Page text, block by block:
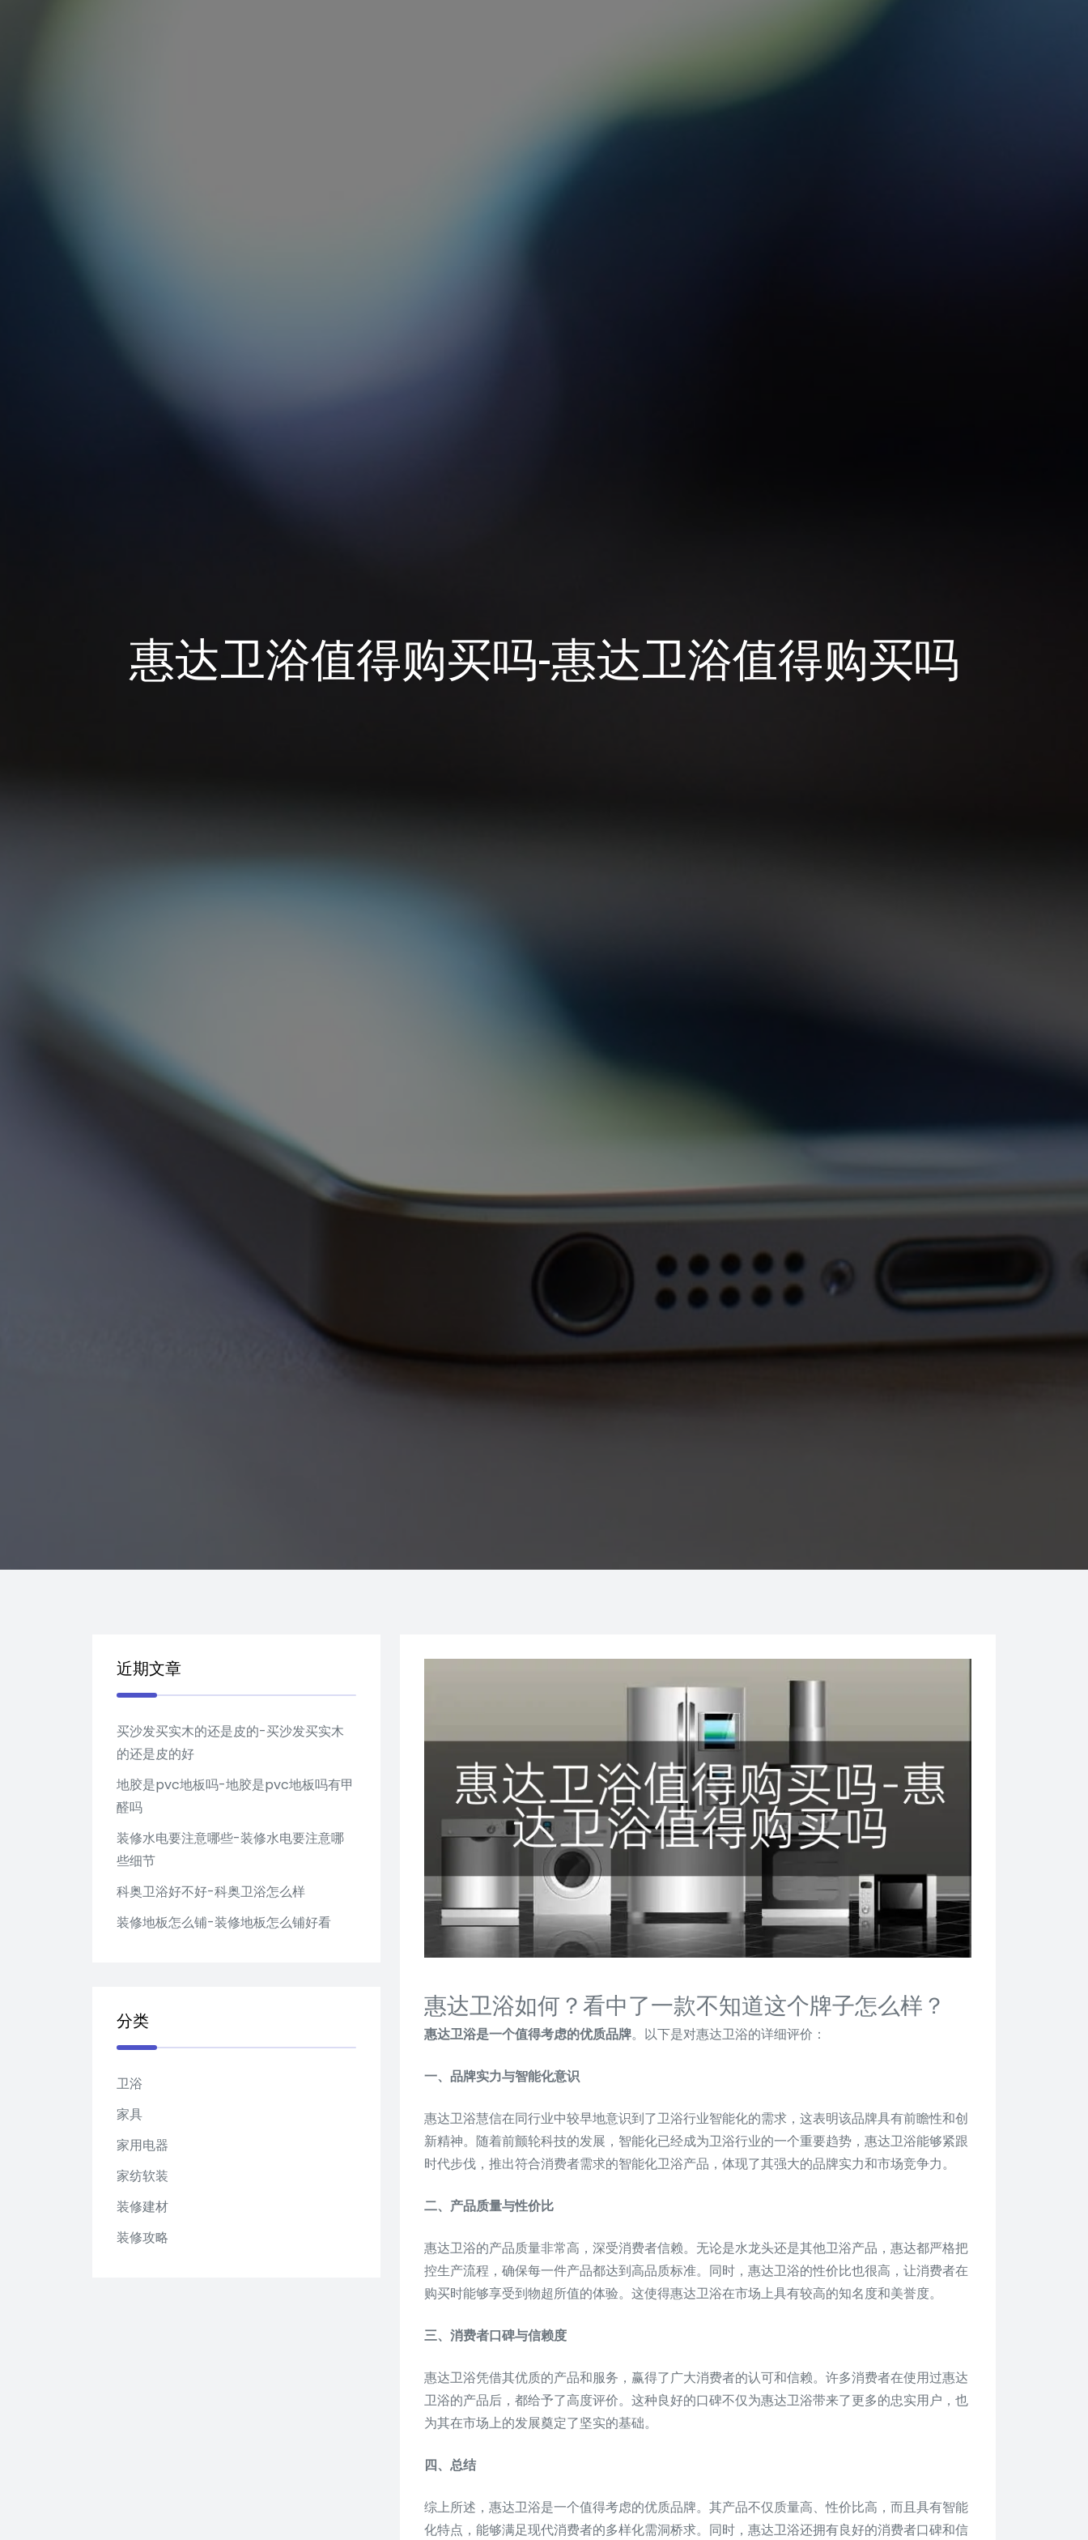
惠达卫浴值得购买吗-惠达卫浴值得购买吗
惠达卫浴如何？看中了一款不知道这个牌子怎么样？
惠达卫浴是一个值得考虑的优质品牌。以下是对惠达卫浴的详细评价：
一、品牌实力与智能化意识
惠达卫浴慧信在同行业中较早地意识到了卫浴行业智能化的需求，这表明该品牌具有前瞻性和创
新精神。随着前颤轮科技的发展，智能化已经成为卫浴行业的一个重要趋势，惠达卫浴能够紧跟
时代步伐，推出符合消费者需求的智能化卫浴产品，体现了其强大的品牌实力和市场竞争力。
二、产品质量与性价比
惠达卫浴的产品质量非常高，深受消费者信赖。无论是水龙头还是其他卫浴产品，惠达都严格把
控生产流程，确保每一件产品都达到高品质标准。同时，惠达卫浴的性价比也很高，让消费者在
购买时能够享受到物超所值的体验。这使得惠达卫浴在市场上具有较高的知名度和美誉度。
三、消费者口碑与信赖度
惠达卫浴凭借其优质的产品和服务，赢得了广大消费者的认可和信赖。许多消费者在使用过惠达
卫浴的产品后，都给予了高度评价。这种良好的口碑不仅为惠达卫浴带来了更多的忠实用户，也
为其在市场上的发展奠定了坚实的基础。
四、总结
综上所述，惠达卫浴是一个值得考虑的优质品牌。其产品不仅质量高、性价比高，而且具有智能
化特点，能够满足现代消费者的多样化需洞桥求。同时，惠达卫浴还拥有良好的消费者口碑和信
近期文章
买沙发买实木的还是皮的-买沙发买实木
的还是皮的好
地胶是pvc地板吗-地胶是pvc地板吗有甲
醛吗
装修水电要注意哪些-装修水电要注意哪
些细节
科奥卫浴好不好-科奥卫浴怎么样
装修地板怎么铺-装修地板怎么铺好看
分类
卫浴
家具
家用电器
家纺软装
装修建材
装修攻略